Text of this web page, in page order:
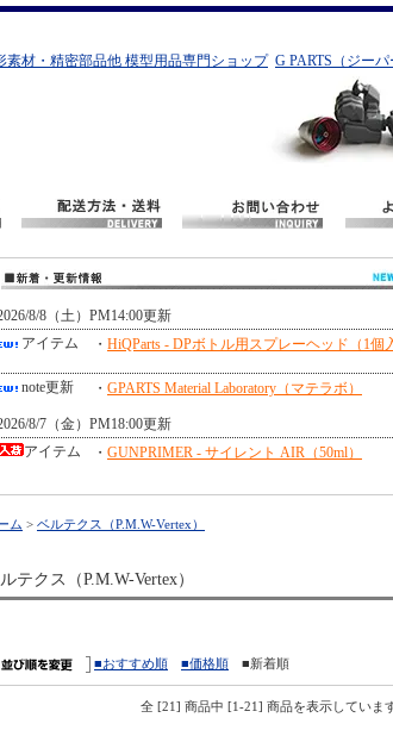
材・精密部品他 模型用品専門ショップ G PARTS（ジー
ム > ベルテクス（P.M.W-Vertex）
テクス（P.M.W-Vertex）
■おすすめ順 ■価格順 ■新着順
全 [21] 商品中 [1-21] 商品を表示していま